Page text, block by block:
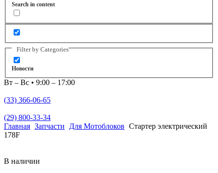
Search in content
Filter by Categories
Новости
Вт – Вс • 9:00 – 17:00
(33) 366-06-65
(29) 800-33-34
Главная Запчасти Для Мотоблоков Стартер электрический
178F
В наличии